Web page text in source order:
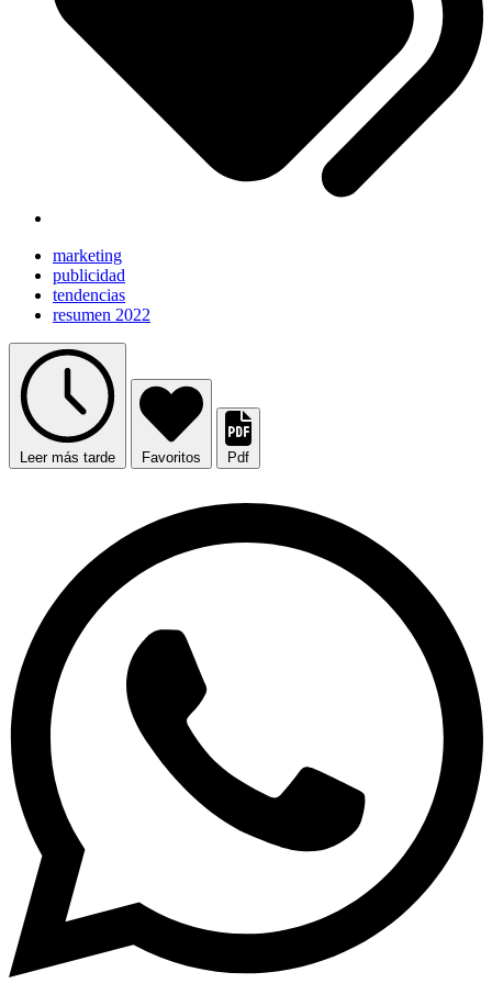
marketing
publicidad
tendencias
resumen 2022
Leer más tarde Favoritos Pdf